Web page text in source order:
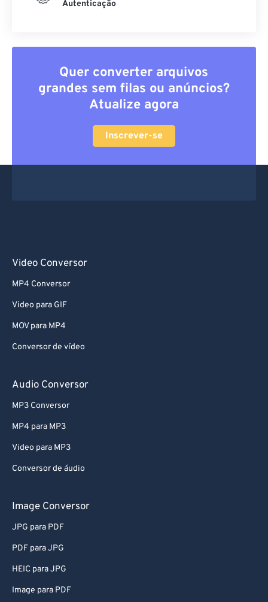
Autenticação
Quer converter arquivos
grandes sem filas ou anúncios?
Atualize agora
Inscrever-se
Video Conversor
MP4 Conversor
Video para GIF
MOV para MP4
Conversor de vídeo
Audio Conversor
MP3 Conversor
MP4 para MP3
Video para MP3
Conversor de áudio
Image Conversor
JPG para PDF
PDF para JPG
HEIC para JPG
Image para PDF